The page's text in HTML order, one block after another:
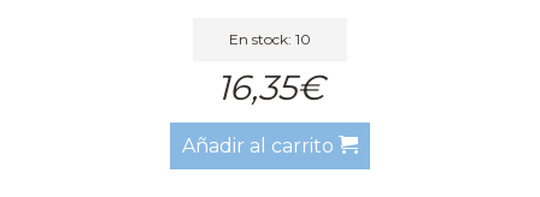
En stock: 10
16,35€
Añadir al carrito